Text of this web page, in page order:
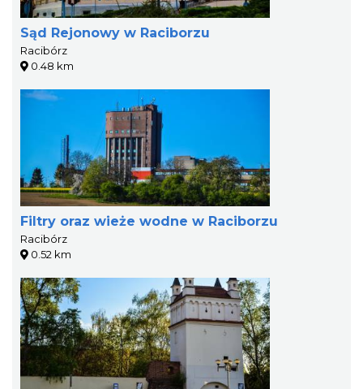
Sąd Rejonowy w Raciborzu
Racibórz
0.48 km
Filtry oraz wieże wodne w Raciborzu
Racibórz
0.52 km